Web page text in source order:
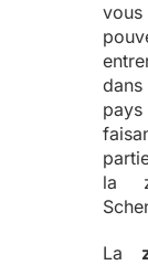
vous
pays
la
La